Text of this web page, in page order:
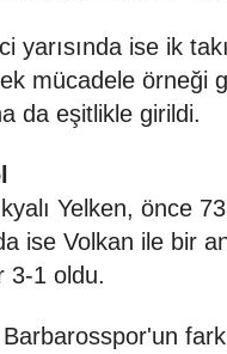
yarısında ise ik
mücadele örneği
da eşitlikle girildi.
Yelken, önce
ise Volkan ile bir
3-1 oldu.